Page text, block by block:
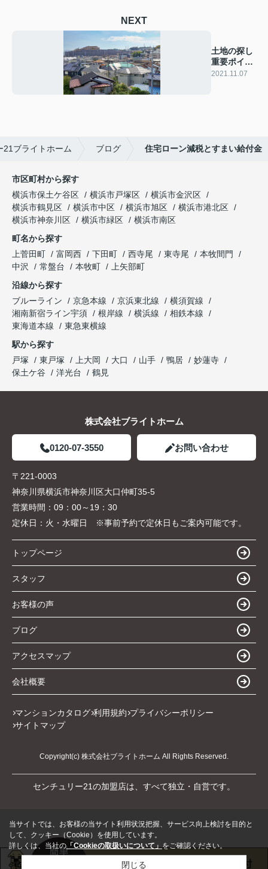
NEXT
土地の探し
重要ポイン
トのお話
2021.11.07
21ブライトホーム ブログ 住宅ローン減税とすまい給付金
市区町村から探す
横浜市保土ケ谷区
横浜市戸塚区
横浜市金沢区
横浜市鶴見区
横浜市中区 横浜市旭区
横浜市港北区
横浜市神奈川区
横浜市緑区
横浜市南区
町名から探す
上菅田町
富岡西 下田町 西寺尾 東寺尾
本牧間門
中沢
常盤台 本牧町
上矢部町
沿線から探す
ブルーライン
京急本線 京浜東北線
横須賀線
湘南新宿ライン宇須
根岸線 横浜線
相鉄本線
東海道本線
東急東横線
駅から探す
戸塚
東戸塚 上大岡 大口 山手 鴨居
妙蓮寺
保土ケ谷
洋光台 鶴見
株式会社ブライトホーム
0120-07-3550 お問い合わせ
〒221-0003
神奈川県横浜市神奈川区大口仲町35-5
営業時間： 09：00～19：30
定休日： 火・水曜日 ※事前予約で定休日もご案内可能です。
トップページ
スタッフ
お客様の声
ブログ
アクセスマップ
会社概要
マンションカタログ 利用規約 プライバシーポリシー
サイトマップ
Copyright(c) 株式会社ブライトホーム All Rights Reserved.
センチュリー21の加盟店は、すべて独立・自営です。
当サイトでは、お客様の当サイト利用状況把握、サービス向上検討を目的と
して、クッキー（Cookie）を使用しています。
詳しくは、当社の「Cookieの取扱いについて」をご確認ください。
閉じる